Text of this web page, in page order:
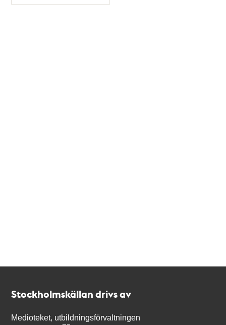
Typ
Stockholmskällan drivs av
Medioteket, utbildningsförvaltningen